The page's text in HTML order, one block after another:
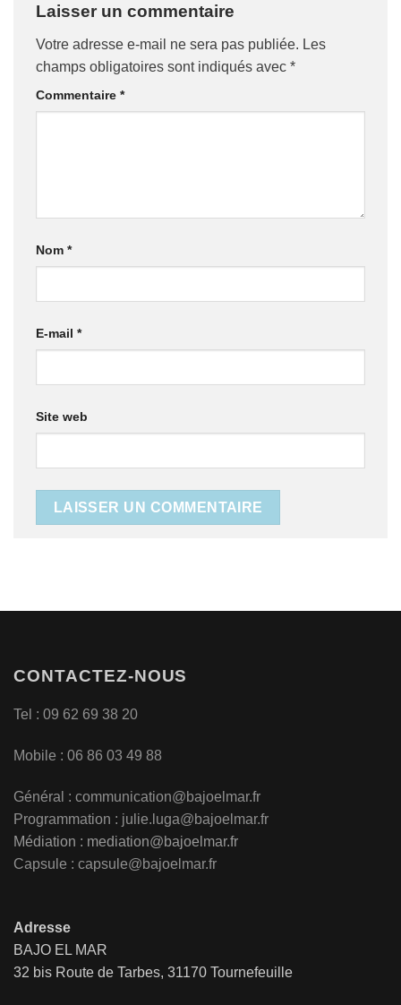
Laisser un commentaire
Votre adresse e-mail ne sera pas publiée. Les
champs obligatoires sont indiqués avec *
Commentaire *
Nom *
E-mail *
Site web
CONTACTEZ-NOUS
Tel : 09 62 69 38 20
Mobile : 06 86 03 49 88
Général : communication@bajoelmar.fr
Programmation : julie.luga@bajoelmar.fr
Médiation : mediation@bajoelmar.fr
Capsule : capsule@bajoelmar.fr
Adresse
BAJO EL MAR
32 bis Route de Tarbes, 31170 Tournefeuille